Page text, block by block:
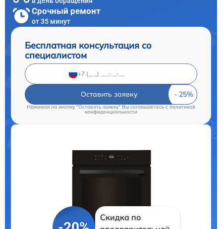
Срочный ремонт
от 35 минут
Бесплатная консультация со
специалистом
Оставить заявку
Нажимая на кнопку "Оставить заявку" Вы соглашаетесь cполитикой
конфиденциальности
Скидка по